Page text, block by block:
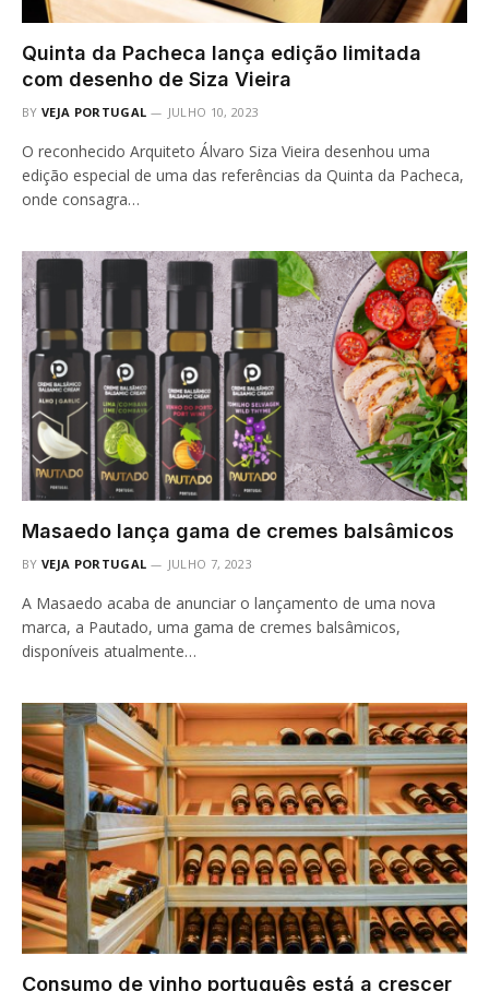
Quinta da Pacheca lança edição limitada
com desenho de Siza Vieira
BY VEJA PORTUGAL JULHO 10, 2023
O reconhecido Arquiteto Álvaro Siza Vieira desenhou uma
edição especial de uma das referências da Quinta da Pacheca,
onde consagra…
Masaedo lança gama de cremes balsâmicos
BY VEJA PORTUGAL JULHO 7, 2023
A Masaedo acaba de anunciar o lançamento de uma nova
marca, a Pautado, uma gama de cremes balsâmicos,
disponíveis atualmente…
Consumo de vinho português está a crescer